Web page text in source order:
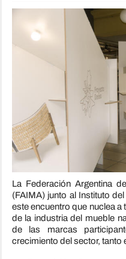
La Federación Argentina
(FAIMA) junto al Instituto del
este encuentro que nuclea
de la industria del mueble
de las marcas
crecimiento del sector, tanto